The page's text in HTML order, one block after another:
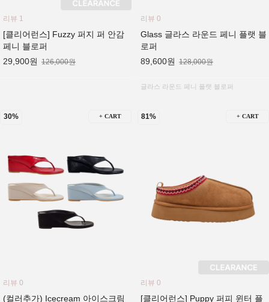
리뷰 1
[클리어런스] Fuzzy 퍼지 퍼 안감
페니 블로퍼
29,900원 126,000원
리뷰 0
Glass 글라스 라운드 페니 플랫 블
로퍼
89,600원 128,000원
글라스 라운드 페니 플랫 블로퍼
30% + CART
리뷰 0
(컬러추가) Icecream 아이스크림
81% + CART
리뷰 0
[클리어런스] Puppy 퍼피 윈터 플